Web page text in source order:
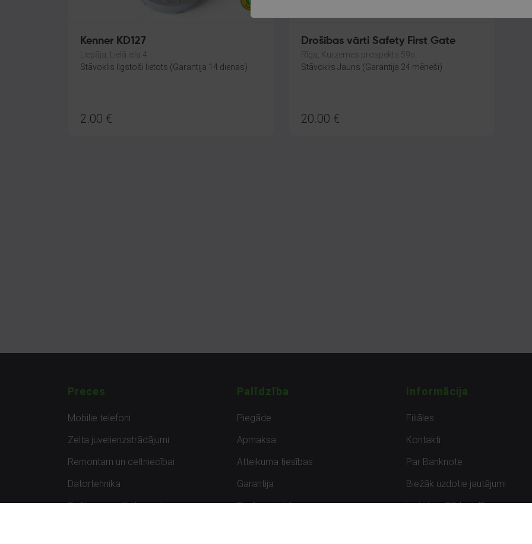
Kenner KD127
Liepāja, Lielā iela 4
Stāvoklis Ilgstoši lietots (Garantija 14 dienas)
2.00 €
Drošības vārti Safety First Gate
Rīga, Kurzemes prospekts 59a
Stāvoklis Jauns (Garantija 24 mēneši)
20.00 €
Preces
Mobilie telefoni
Zelta juvelierizstrādājumi
Remontam un celtniecībai
Datortehnika
Spēles un spēļu konsoles
Palīdzība
Piegāde
Apmaksa
Atteikuma tiesības
Garantija
Preču uzpirkšana
Informācija
Filiāles
Kontakti
Par Banknote
Biežāk uzdotie jautājumi
Lietots – Pārbaudīts